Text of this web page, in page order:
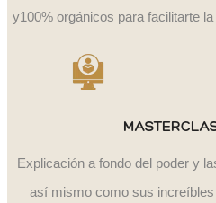
y100% orgánicos para facilitarte
Explicación a fondo del poder y
así mismo como sus